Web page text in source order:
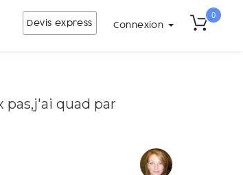
Devis express Connexion
0
pas,j'ai quad par